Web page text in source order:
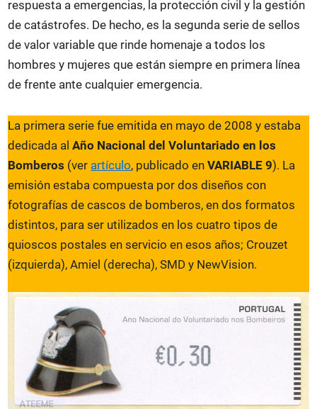
respuesta a emergencias, la protección civil y la gestión
de catástrofes. De hecho, es la segunda serie de sellos
de valor variable que rinde homenaje a todos los
hombres y mujeres que están siempre en primera línea
de frente ante cualquier emergencia.
La primera serie fue emitida en mayo de 2008 y estaba
dedicada alAño Nacional del Voluntariado en los
Bomberos (ver artículo, publicado enVARIABLE 9). La
emisión estaba compuesta por dos diseños con
fotografías de cascos de bomberos, en dos formatos
distintos, para ser utilizados en los cuatro tipos de
quioscos postales en servicio en esos años; Crouzet
(izquierda), Amiel (derecha), SMD y NewVision.